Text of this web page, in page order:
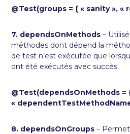
@Test(groups = { « sanity », «
7. dependsOnMethods –
méthodes dont dépend la
de test n’est exécutée que
ont été exécutés avec succès.
@Test(dependsOnMethods =
«
8. dependsOnGroups –